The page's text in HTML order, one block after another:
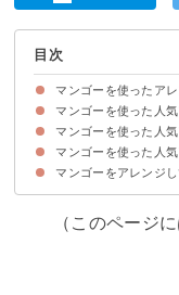
目次
マンゴーを使ったア
マンゴーを使った人
①冷凍マンゴーのア
②マンゴーのかき氷
③冷凍マンゴーのス
④ドライマンゴーと
⑤低カロリーのマン
⑥完熟マンゴーとク
マンゴーを使った人
①マンゴーヨーグル
②冷凍マンゴーでレ
③マンゴーのダック
④マンゴーの杏仁豆
⑤冷凍マンゴーのタ
⑥マンゴーのロール
⑦マンゴーの焼き菓
⑧マンゴーとココナ
⑨マンゴーとフルー
⑩冷凍マンゴーのパ
マンゴーを使った人
①マンゴーと鶏むね
②青マンゴーの人参
③マンゴーとエビの
④マンゴーときゅう
⑤マンゴーカレー
⑥マンゴーソースの
マンゴーをアレンジ
（このページ